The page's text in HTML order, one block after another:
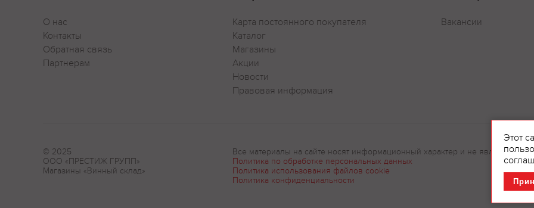
О нас
Контакты
Обратная связь
Партнерам
Карта постоянного покупателя
Каталог
Магазины
Акции
Новости
Правовая информация
Вакансии
© 2025
ООО «ПРЕСТИЖ ГРУПП»
Магазины «Винный склад»
Все материалы на сайте носят информационный характер и не являются
Политика по обработке персональных данных
Политика использования файлов cookie
Политика конфиденциальности
Этот